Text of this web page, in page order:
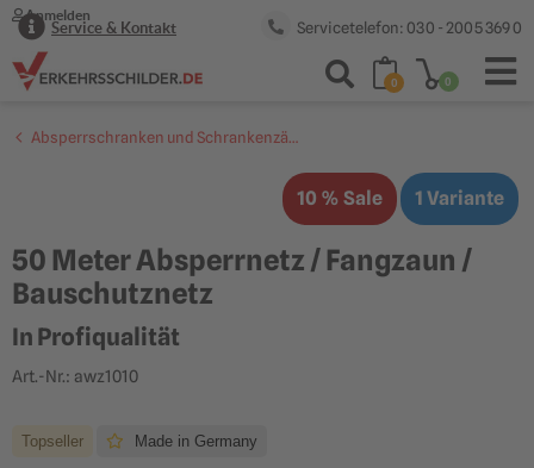
Servicetelefon: 030 - 2005 369 0
Service & Kontakt
Anmelden
0 0
Absperrschranken und Schrankenzäune
50 Meter Absperrnetz / Fangzaun /
Bauschutznetz
In Profiqualität
Art.-Nr.: awz1010
Topseller Made in Germany
10 % Sale 1 Variante